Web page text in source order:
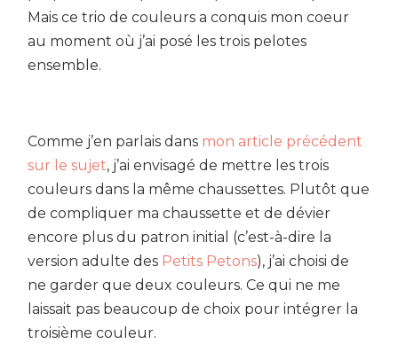
Mais ce trio de couleurs a conquis mon coeur
au moment où j’ai posé les trois pelotes
ensemble.
Comme j’en parlais dans mon article précédent
sur le sujet, j’ai envisagé de mettre les trois
couleurs dans la même chaussettes. Plutôt que
de compliquer ma chaussette et de dévier
encore plus du patron initial (c’est-à-dire la
version adulte des Petits Petons), j’ai choisi de
ne garder que deux couleurs. Ce qui ne me
laissait pas beaucoup de choix pour intégrer la
troisième couleur.